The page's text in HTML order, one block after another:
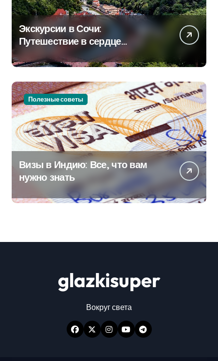
Экскурсии в Сочи:
Путешествие в сердце
Черноморского курорта
Полезные советы
Визы в Индию: Все, что вам
нужно знать
glazkisuper
Вокруг света